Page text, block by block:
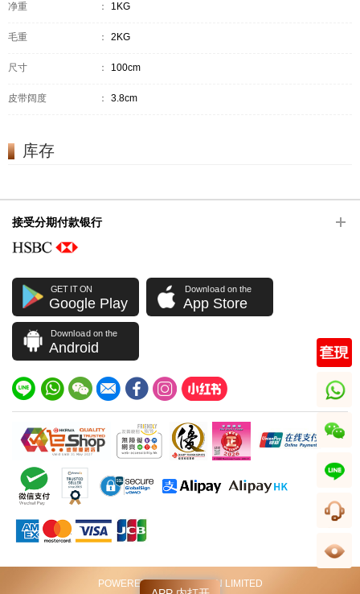
净重 ： 1KG
毛重 ： 2KG
尺寸 ： 100cm
皮带阔度 ： 3.8cm
库存
接受分期付款银行
GET IT ON
Google Play
Download on the
App Store
Download on the
Android
POWERED BY VIP STATION LIMITED
whatsapp